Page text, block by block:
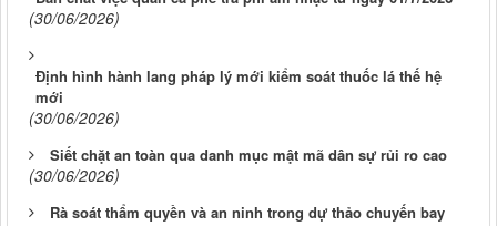
(30/06/2026)
Định hình hành lang pháp lý mới kiểm soát thuốc lá thế hệ
mới
(30/06/2026)
Siết chặt an toàn qua danh mục mật mã dân sự rủi ro cao
(30/06/2026)
Rà soát thẩm quyền và an ninh trong dự thảo chuyến bay